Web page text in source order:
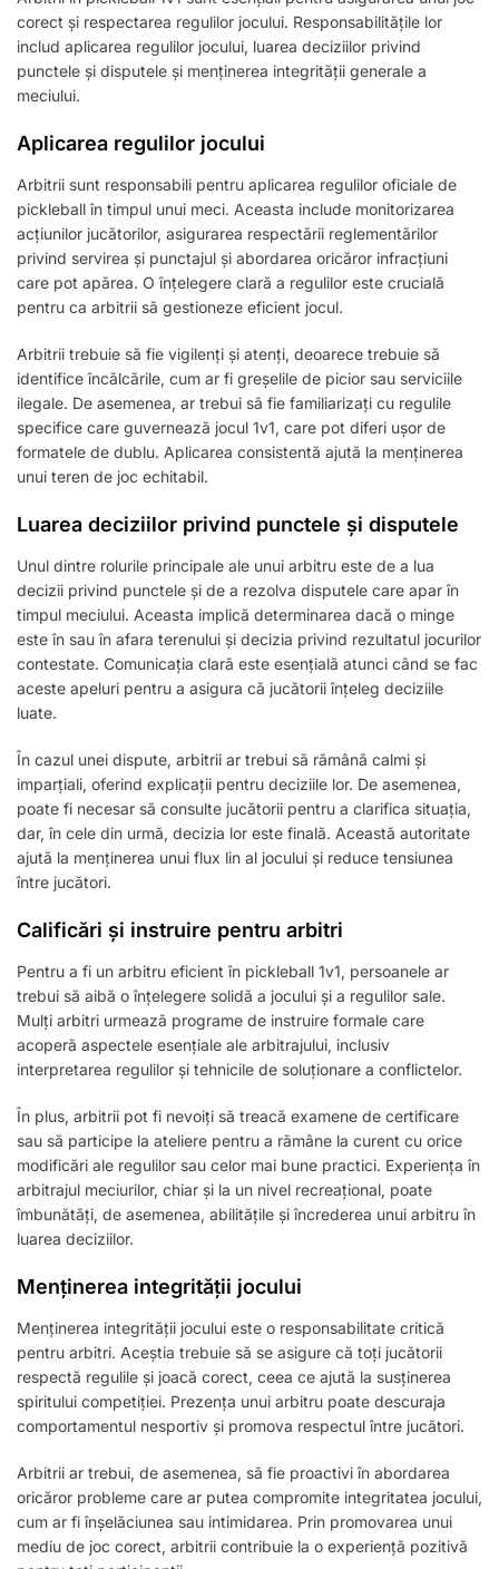
corect și respectarea regulilor jocului. Responsabilitățile lor
includ aplicarea regulilor jocului, luarea deciziilor privind
punctele și disputele și menținerea integrității generale a
meciului.
Aplicarea regulilor jocului
Arbitrii sunt responsabili pentru aplicarea regulilor oficiale de
pickleball în timpul unui meci. Aceasta include monitorizarea
acțiunilor jucătorilor, asigurarea respectării reglementărilor
privind servirea și punctajul și abordarea oricăror infracțiuni
care pot apărea. O înțelegere clară a regulilor este crucială
pentru ca arbitrii să gestioneze eficient jocul.
Arbitrii trebuie să fie vigilenți și atenți, deoarece trebuie să
identifice încălcările, cum ar fi greșelile de picior sau serviciile
ilegale. De asemenea, ar trebui să fie familiarizați cu regulile
specifice care guvernează jocul 1v1, care pot diferi ușor de
formatele de dublu. Aplicarea consistentă ajută la menținerea
unui teren de joc echitabil.
Luarea deciziilor privind punctele și disputele
Unul dintre rolurile principale ale unui arbitru este de a lua
decizii privind punctele și de a rezolva disputele care apar în
timpul meciului. Aceasta implică determinarea dacă o minge
este în sau în afara terenului și decizia privind rezultatul jocurilor
contestate. Comunicația clară este esențială atunci când se fac
aceste apeluri pentru a asigura că jucătorii înțeleg deciziile
luate.
În cazul unei dispute, arbitrii ar trebui să rămână calmi și
imparțiali, oferind explicații pentru deciziile lor. De asemenea,
poate fi necesar să consulte jucătorii pentru a clarifica situația,
dar, în cele din urmă, decizia lor este finală. Această autoritate
ajută la menținerea unui flux lin al jocului și reduce tensiunea
între jucători.
Calificări și instruire pentru arbitri
Pentru a fi un arbitru eficient în pickleball 1v1, persoanele ar
trebui să aibă o înțelegere solidă a jocului și a regulilor sale.
Mulți arbitri urmează programe de instruire formale care
acoperă aspectele esențiale ale arbitrajului, inclusiv
interpretarea regulilor și tehnicile de soluționare a conflictelor.
În plus, arbitrii pot fi nevoiți să treacă examene de certificare
sau să participe la ateliere pentru a rămâne la curent cu orice
modificări ale regulilor sau celor mai bune practici. Experiența în
arbitrajul meciurilor, chiar și la un nivel recreațional, poate
îmbunătăți, de asemenea, abilitățile și încrederea unui arbitru în
luarea deciziilor.
Menținerea integrității jocului
Menținerea integrității jocului este o responsabilitate critică
pentru arbitri. Aceștia trebuie să se asigure că toți jucătorii
respectă regulile și joacă corect, ceea ce ajută la susținerea
spiritului competiției. Prezența unui arbitru poate descuraja
comportamentul nesportiv și promova respectul între jucători.
Arbitrii ar trebui, de asemenea, să fie proactivi în abordarea
oricăror probleme care ar putea compromite integritatea jocului,
cum ar fi înșelăciunea sau intimidarea. Prin promovarea unui
mediu de joc corect, arbitrii contribuie la o experiență pozitivă